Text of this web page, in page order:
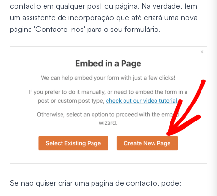
contacto em qualquer post ou página. Na verdade, tem
um assistente de incorporação que até criará uma nova
página 'Contacte-nos' para o seu formulário.
Se não quiser criar uma página de contacto, pode: